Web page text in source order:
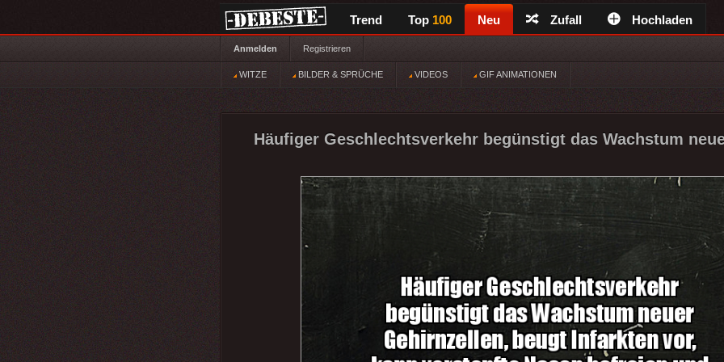
Trend Top 100 Neu Zufall Hochladen
Anmelden Registrieren
WITZE BILDER & SPRÜCHE VIDEOS GIF ANIMATIONEN
Häufiger Geschlechtsverkehr begünstigt das Wachstum